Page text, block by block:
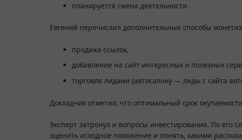
планируется смена деятельности.
Евгений перечислил дополнительные способы
продажа ссылок,
добавление на сайт интересных и полезных
торговля лидами (автосалону — лиды с сайта
Докладчик отметил, что оптимальный срок
Эксперт затронул и вопросы инвестирования. По его
оценить исходное положение и понять, какими